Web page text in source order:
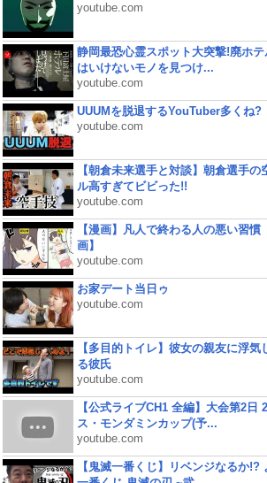
youtube.com
静岡最恐心霊スポット大突撃!廃ホ
はいけないモノを見つけ...
youtube.com
UUUMを脱退するYouTuber多くね?
youtube.com
【朝倉未来選手と対談】朝倉選手の
ル高すぎてビビった!!
youtube.com
【漫画】凡人で終わる人の悪い習慣
画】
youtube.com
お家デート当日ゥ
youtube.com
【多目的トイレ】彼女の親友に浮気
る彼氏
youtube.com
【公式ライブCH1 全編】大会第2日
ス・モンダミンカップ(予...
youtube.com
【鬼滅一番くじ】リベンジなるか!?